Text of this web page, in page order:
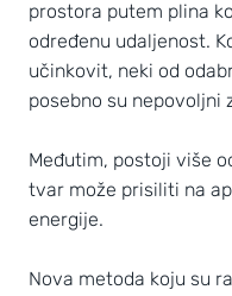
prostora putem plina
određenu udaljenost.
učinkovit, neki od
posebno su nepovoljni
Međutim, postoji više
tvar može prisiliti na
energije.
Nova metoda koju su